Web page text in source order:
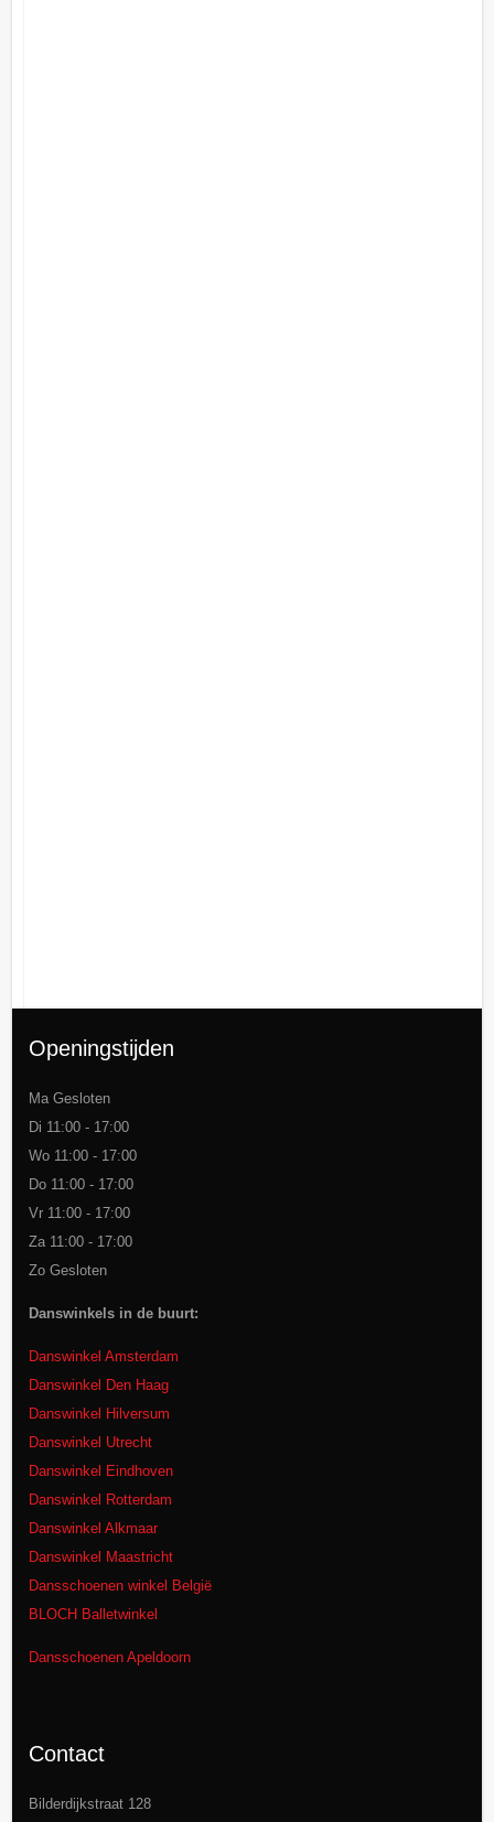
Openingstijden
Ma Gesloten
Di 11:00 - 17:00
Wo 11:00 - 17:00
Do 11:00 - 17:00
Vr 11:00 - 17:00
Za 11:00 - 17:00
Zo Gesloten
Danswinkels in de buurt:
Danswinkel Amsterdam
Danswinkel Den Haag
Danswinkel Hilversum
Danswinkel Utrecht
Danswinkel Eindhoven
Danswinkel Rotterdam
Danswinkel Alkmaar
Danswinkel Maastricht
Dansschoenen winkel België
BLOCH Balletwinkel
Dansschoenen Apeldoorn
Contact
Bilderdijkstraat 128